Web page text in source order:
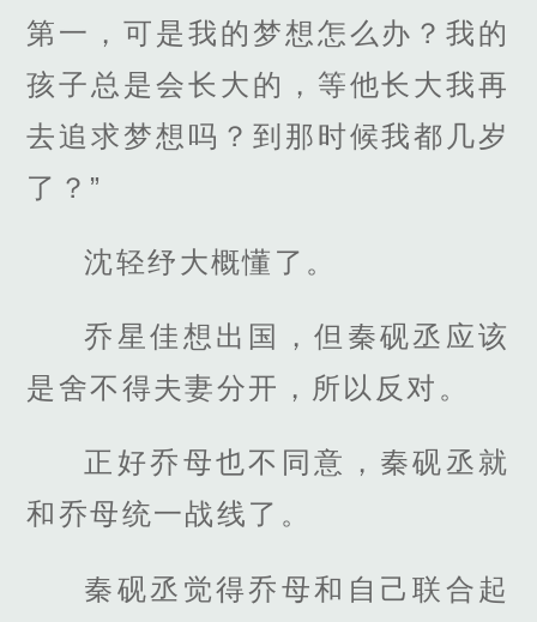
第一，可是我的梦想怎么办？我的
孩子总是会长大的，等他长大我再
去追求梦想吗？到那时候我都几岁
了？”
沈轻纾大概懂了。
乔星佳想出国，但秦砚丞应该
是舍不得夫妻分开，所以反对。
正好乔母也不同意，秦砚丞就
和乔母统一战线了。
秦砚丞觉得乔母和自己联合起